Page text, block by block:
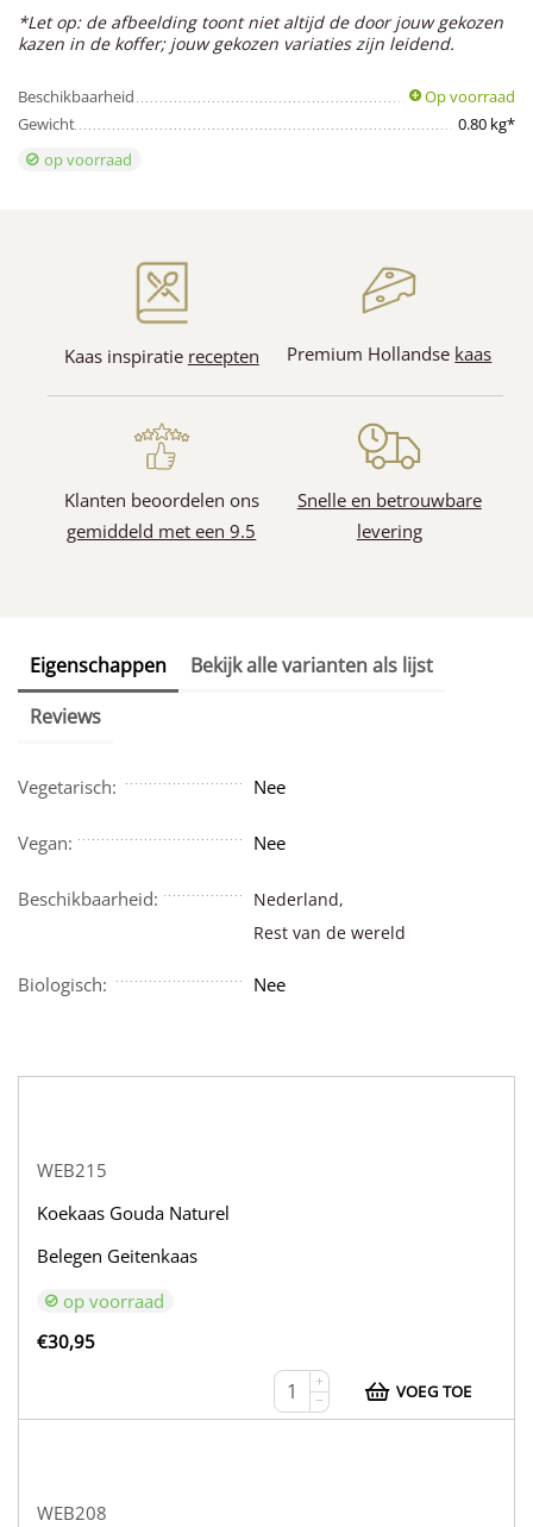
*Let op: de afbeelding toont niet altijd de door jouw gekozen
kazen in de koffer; jouw gekozen variaties zijn leidend.
Beschikbaarheid
Op voorraad
Gewicht
0.80 kg*
op voorraad
Kaas inspiratie recepten Premium Hollandse kaas
Klanten beoordelen ons
gemiddeld met een 9.5
Snelle en betrouwbare
levering
Eigenschappen
Bekijk alle varianten als lijst
Reviews
Vegetarisch: Nee
Vegan: Nee
Beschikbaarheid:
Nederland,
Rest van de wereld
Biologisch: Nee
WEB215
Koekaas Gouda Naturel
Belegen Geitenkaas
op voorraad
€30,95
+
−
VOEG TOE
WEB208